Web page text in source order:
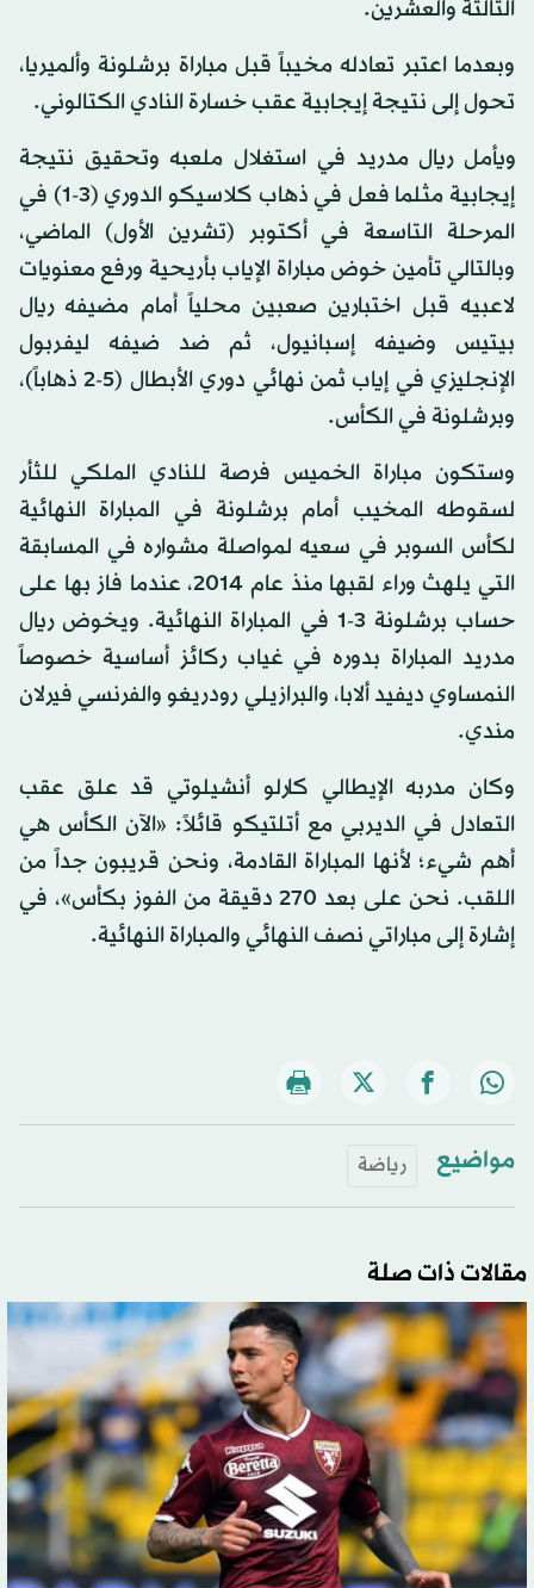
الثالثة والعشرين.
وبعدما اعتبر تعادله مخيباً قبل مباراة برشلونة وألميريا،
تحول إلى نتيجة إيجابية عقب خسارة النادي الكتالوني.
ويأمل ريال مدريد في استغلال ملعبه وتحقيق نتيجة
إيجابية مثلما فعل في ذهاب كلاسيكو الدوري (3-1) في
المرحلة التاسعة في أكتوبر (تشرين الأول) الماضي،
وبالتالي تأمين خوض مباراة الإياب بأريحية ورفع معنويات
لاعبيه قبل اختبارين صعبين محلياً أمام مضيفه ريال
بيتيس وضيفه إسبانيول، ثم ضد ضيفه ليفربول
الإنجليزي في إياب ثمن نهائي دوري الأبطال (5-2 ذهاباً)،
وبرشلونة في الكأس.
وستكون مباراة الخميس فرصة للنادي الملكي للثأر
لسقوطه المخيب أمام برشلونة في المباراة النهائية
لكأس السوبر في سعيه لمواصلة مشواره في المسابقة
التي يلهث وراء لقبها منذ عام 2014، عندما فاز بها على
حساب برشلونة 3-1 في المباراة النهائية. ويخوض ريال
مدريد المباراة بدوره في غياب ركائز أساسية خصوصاً
النمساوي ديفيد ألابا، والبرازيلي رودريغو والفرنسي فيرلان
مندي.
وكان مدربه الإيطالي كارلو أنشيلوتي قد علق عقب
التعادل في الديربي مع أتلتيكو قائلاً: «الآن الكأس هي
أهم شيء؛ لأنها المباراة القادمة، ونحن قريبون جداً من
اللقب. نحن على بعد 270 دقيقة من الفوز بكأس»، في
إشارة إلى مباراتي نصف النهائي والمباراة النهائية.
مواضيع رياضة
مقالات ذات صلة